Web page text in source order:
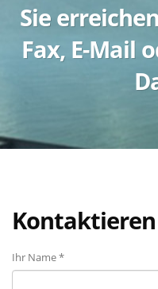
Sie
Fax, E-Mail
Kontaktieren
Ihr Name *